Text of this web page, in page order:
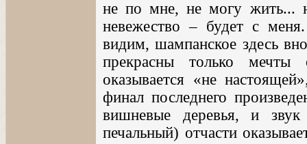
не по мне, не могу жить...
невежество – будет с
видим, шампанское здесь
прекрасны только
оказывается «не
финал последнего
вишневые деревья, и
печальный) отчасти